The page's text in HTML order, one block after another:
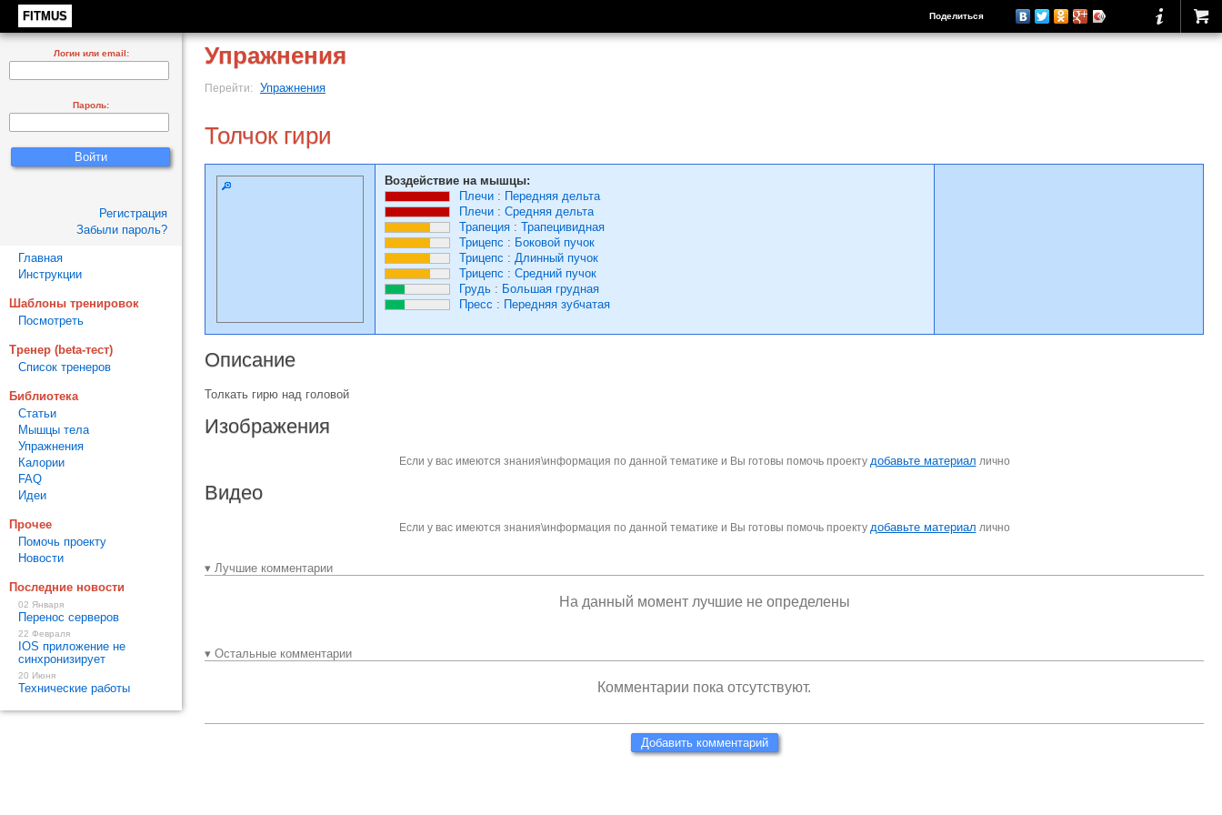
FITMUS Поделиться
Упражнения
Перейти: Упражнения
Толчок гири
Воздействие на мышцы:
Плечи : Передняя дельта
Плечи : Средняя дельта
Трапеция : Трапецивидная
Трицепс : Боковой пучок
Трицепс : Длинный пучок
Трицепс : Средний пучок
Грудь : Большая грудная
Пресс : Передняя зубчатая
Описание
Толкать гирю над головой
Изображения
Если у вас имеются знания\информация по данной тематике и Вы готовы помочь проекту добавьте материал лично
Видео
Если у вас имеются знания\информация по данной тематике и Вы готовы помочь проекту добавьте материал лично
▾ Лучшие комментарии
На данный момент лучшие не определены
▾ Остальные комментарии
Комментарии пока отсутствуют.
Добавить комментарий
Логин или email:
Пароль:
Регистрация
Забыли пароль?
Главная
Инструкции
Шаблоны тренировок
Посмотреть
Тренер (beta-тест)
Список тренеров
Библиотека
Статьи
Мышцы тела
Упражнения
Калории
FAQ
Идеи
Прочее
Помочь проекту
Новости
Последние новости
02 Января
Перенос серверов
22 Февраля
IOS приложение не
синхронизирует
20 Июня
Технические работы